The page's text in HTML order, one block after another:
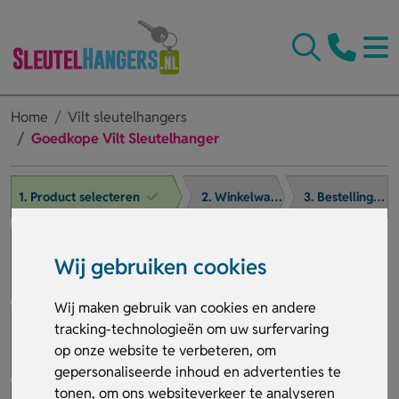
Wij gebruiken cookies
Wij maken gebruik van cookies en andere
tracking-technologieën om uw surfervaring
op onze website te verbeteren, om
gepersonaliseerde inhoud en advertenties te
tonen, om ons websiteverkeer te analyseren
Home
Vilt sleutelhangers
Goedkope Vilt Sleutelhanger
1. Product selecteren 2. Winkelwagen 3. Bestelling afronden